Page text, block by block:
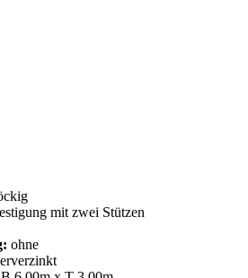
mit zwei Stützen
ohne